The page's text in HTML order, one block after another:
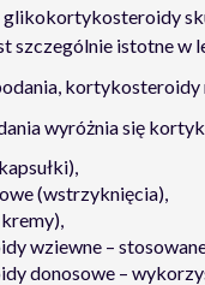
szczególnie istotne w
kortykosteroidy
wyróżnia się
(wstrzyknięcia),
wziewne –
donosowe –